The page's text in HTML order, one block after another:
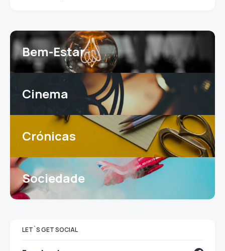
Bem-Estar
Cinema
Crónicas
Sociedade
LET`S GET SOCIAL